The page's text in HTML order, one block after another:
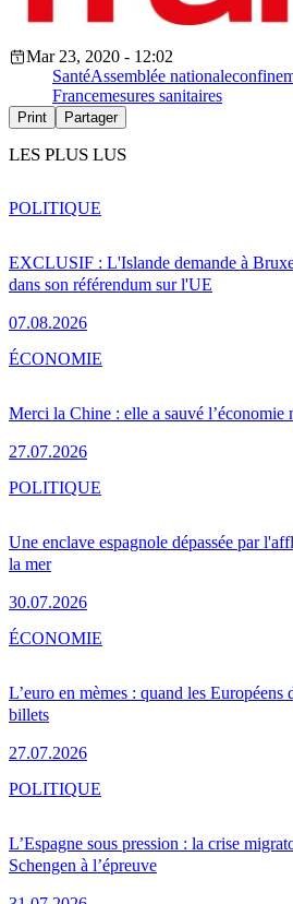
Mar 23, 2020 - 12:02
SantéAssemblée nationale
Francemesures sanitaires
Print Partager
LES PLUS LUS
EXCLUSIF : L'Islande demande à
dans son référendum sur l'UE
07.08.2026
POLITIQUE
Merci la Chine : elle a sauvé l’économie
27.07.2026
ÉCONOMIE
Une enclave espagnole dépassée par
la mer
30.07.2026
POLITIQUE
L’euro en mèmes : quand les Européens
billets
27.07.2026
ÉCONOMIE
L’Espagne sous pression : la crise
Schengen à l’épreuve
POLITIQUE